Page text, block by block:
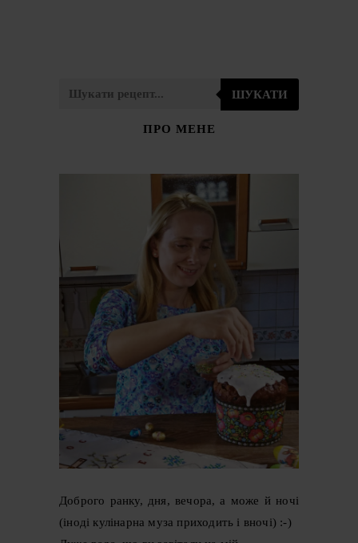
ШУКАТИ
ПРО МЕНЕ
Доброго ранку, дня, вечора, а може й ночі
(іноді кулінарна муза приходить і вночі) :-)